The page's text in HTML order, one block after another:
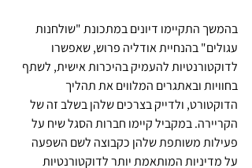
בהמשך התקיימו דיונים במתכונת "שולחנות
עגולים" בהנחיית אודליה פרוש, שאפשרו
לדוקטורנטיות להעמיק בהיכרות אישית, לשתף
בחוויות ובאתגרים המלווים את תהליך
הדוקטורט, ולדייק בצרכים שלהן בשלב זה של
הקריירה. במקביל קיימו חברות הסגל שיח על
פעילות משותפת שלהן כקבוצה לשם השפעה
על מדיניות המותאמת יותר לדוקטורנטיות